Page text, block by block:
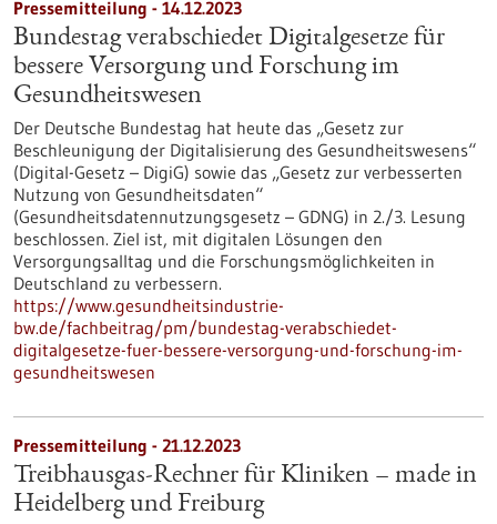
Pressemitteilung - 14.12.2023
Bundestag verabschiedet Digitalgesetze für
bessere Versorgung und Forschung im
Gesundheitswesen
Der Deutsche Bundestag hat heute das „Gesetz zur
Beschleunigung der Digitalisierung des Gesundheitswesens“
(Digital-Gesetz – DigiG) sowie das „Gesetz zur verbesserten
Nutzung von Gesundheitsdaten“
(Gesundheitsdatennutzungsgesetz – GDNG) in 2./3. Lesung
beschlossen. Ziel ist, mit digitalen Lösungen den
Versorgungsalltag und die Forschungsmöglichkeiten in
Deutschland zu verbessern.
https://www.gesundheitsindustrie-
bw.de/fachbeitrag/pm/bundestag-verabschiedet-
digitalgesetze-fuer-bessere-versorgung-und-forschung-im-
gesundheitswesen
Pressemitteilung - 21.12.2023
Treibhausgas-Rechner für Kliniken – made in
Heidelberg und Freiburg